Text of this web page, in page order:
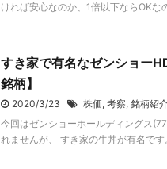
ければ安心なのか、1倍以下ならOK
すき家で有名なゼンショー
銘柄】
2020/3/23 株価, 考察, 銘柄紹
今回はゼンショーホールディングス
れませんが、 すき家の牛丼が有名で